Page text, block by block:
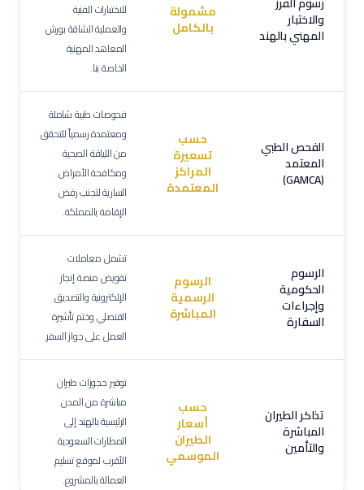
والاختبار
المهني بالهند
مشمولة
بالكامل
للاختبارات الفنية
والعملية الشاقة بورش
المعاهد المهنية
الخاصة بنا.
الفحص الطبي
المعتمد
(GAMCA)
حسب
تسعيرة
المراكز
المعتمدة
فحوصات طبية شاملة
ومعتمدة رسمياً للتحقق
من اللياقة الصحية
ومكافحة الأمراض
السارية لتجنب رفض
الإقامة بالمملكة.
الرسوم
الحكومية
وإجراءات
السفارة
الرسوم
الرسمية
المباشرة
تشمل معاملات
تفويض منصة إنجاز
الإلكترونية والتصديق
القنصلي وختم تأشيرة
العمل على جواز السفر.
تذاكر الطيران
المباشرة
والتأمين
حسب
أسعار
الطيران
الموسمي
توفير حجوزات طيران
مباشرة من المدن
الرئيسية بالهند إلى
المطارات السعودية
الأقرب لموقع تسليم
العمالة بالمشروع.